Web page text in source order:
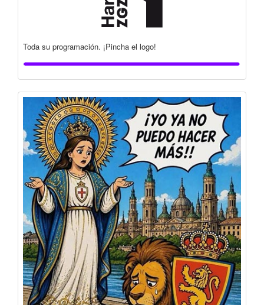
Toda su programación. ¡Pincha el logo!